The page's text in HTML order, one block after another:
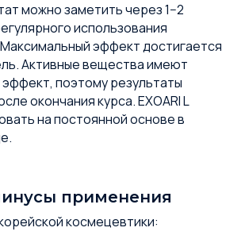
можно заметить через 1−2
использования
эффект достигается
Активные вещества имеют
поэтому результаты
окончания курса. EXOARI L
на постоянной основе в
применения
космецевтики: